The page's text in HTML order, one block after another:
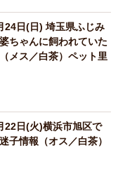
24日(日) 埼玉県ふじみ
ちゃんに飼われていた
メス／白茶）ペット里
22日(火)横浜市旭区で
子情報（オス／白茶）